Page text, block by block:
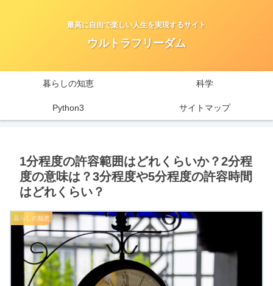
最高に自由で楽しい人生を実現するサイト
ウルトラフリーダム
暮らしの知恵 科学
Python3 サイトマップ
1分程度の許容範囲はどれくらいか？2分程
度の意味は？3分程度や5分程度の許容時間
はどれくらい？
暮らしの知恵